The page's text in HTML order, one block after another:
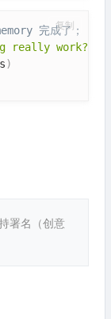
完成了；
really work?"
)
复制
署名（创意